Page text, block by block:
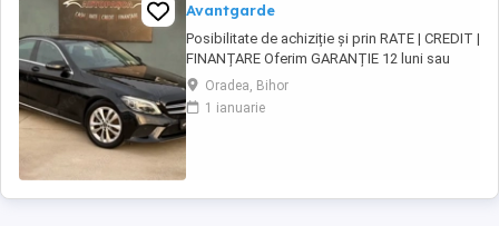
Avantgarde
Posibilitate de achiziție și prin RATE | CREDIT |
FINANȚARE Oferim GARANȚIE 12 luni sau
10.000 km Mercedes-Benz C 200 d 9G-Tronic
Avantgarde Motor - 1.6 diesel, 160 CP, Euro6
Cutie viteze - Automată 9G-Tronic An
Oradea, Bihor
1 ianuarie